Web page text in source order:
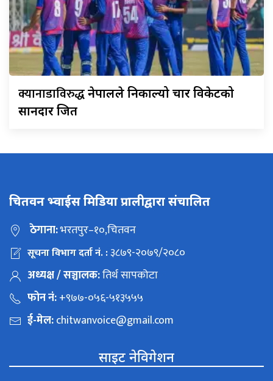
क्यानाडाविरुद्धनेपालले निकाल्यो चार विकेटको
सानदार जित
चितवन भ्वाईस मिडिया प्रालीद्वारा संचालित
ठेगाना:भरतपुर–१०,चितवन
सूचना विभाग दर्ता नं. :३८७९-२०७९/२०८०
अध्यक्ष / सञ्चालक:तिर्थ सापकोटा
फोन नं:+९७७-०५६-५१३५५५
ई-मेल:chitwanvoice@gmail.com
साइट नेविगेशन